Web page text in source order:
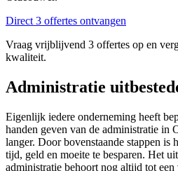
Direct 3 offertes ontvangen
Vraag vrijblijvend 3 offertes op en
kwaliteit.
Administratie
Eigenlijk iedere onderneming heeft
handen geven van de administratie in
langer. Door bovenstaande stappen
tijd, geld en moeite te besparen. Het
administratie behoort nog altijd tot